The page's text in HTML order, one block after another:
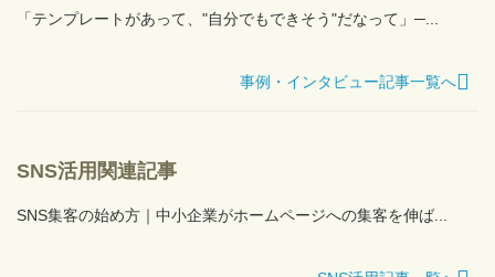
「テンプレートがあって、"自分でもできそう"だなって」─...
事例・インタビュー記事一覧へ
SNS活用関連記事
SNS集客の始め方｜中小企業がホームページへの集客を伸ば...